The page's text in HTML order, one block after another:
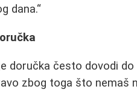
dana.
doručka često dovodi
zbog toga što nemaš